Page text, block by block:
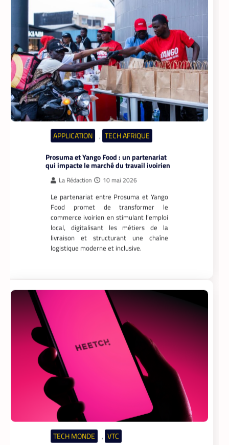
APPLICATION
TECH AFRIQUE
Prosuma et Yango Food : un partenariat
La Rédaction 10 mai 2026
Le partenariat entre Prosuma et Yango
commerce ivoirien en stimulant l’emploi
local, digitalisant les métiers de la
livraison et structurant une chaîne
logistique moderne et inclusive.
TECH MONDE
Heetch : désormais, les passagers